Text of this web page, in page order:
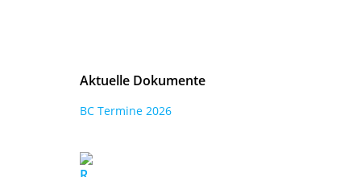
Aktuelle Dokumente
BC Termine 2026